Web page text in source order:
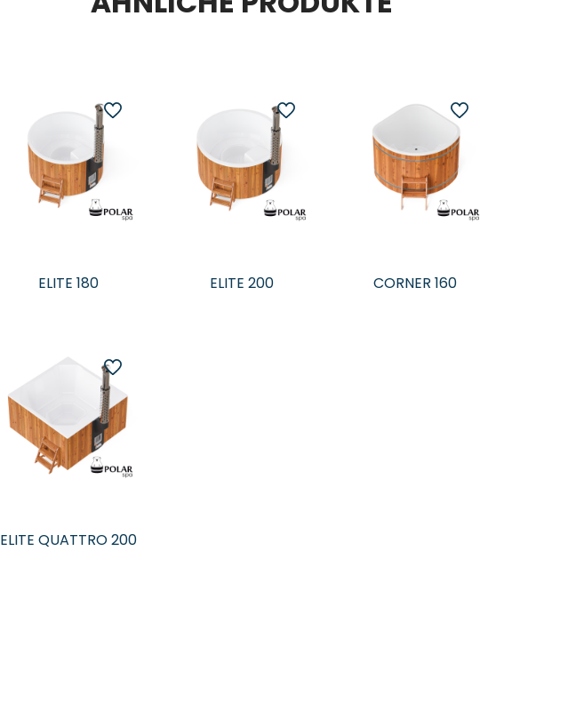
ELITE 180 ELITE 200 CORNER 160
ELITE QUATTRO 200